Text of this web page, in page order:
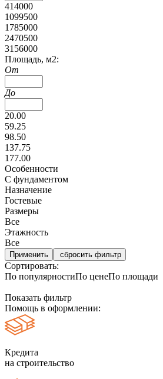
414000
1099500
1785000
2470500
3156000
Площадь, м2:
От
До
20.00
59.25
98.50
137.75
177.00
Особенности
С фундаментом
Назначение
Гостевые
Размеры
Все
Этажность
Все
сбросить фильтр
Сортировать:
По популярностиПо ценеПо площади
Показать фильтр
Помощь в оформлении:
Кредита
на строительство